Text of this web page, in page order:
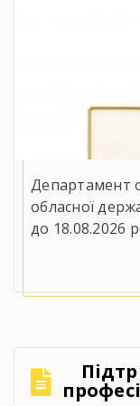
Департамент
обласної
до 18.08.2026
Державного
участі у